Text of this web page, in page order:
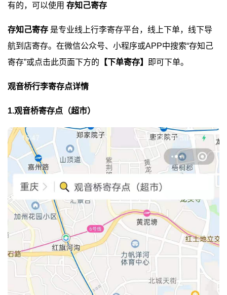
有的，可以使用 存知己寄存
存知己寄存 是专业线上行李寄存平台，线上下单，线下导
航到店寄存。在微信公众号、小程序或APP中搜索“存知己
寄存”或点击此页面下方的 【下单寄存】 即可下单。
观音桥行李寄存点详情
1.观音桥寄存点（超市）